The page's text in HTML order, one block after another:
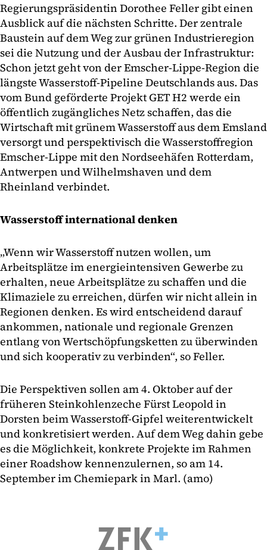
Regierungspräsidentin Dorothee Feller gibt einen
Ausblick auf die nächsten Schritte. Der zentrale
Baustein auf dem Weg zur grünen Industrieregion
sei die Nutzung und der Ausbau der Infrastruktur:
Schon jetzt geht von der Emscher-Lippe-Region die
längste Wasserstoff-Pipeline Deutschlands aus. Das
vom Bund geförderte Projekt GET H2 werde ein
öffentlich zugängliches Netz schaffen, das die
Wirtschaft mit grünem Wasserstoff aus dem Emsland
versorgt und perspektivisch die Wasserstoffregion
Emscher-Lippe mit den Nordseehäfen Rotterdam,
Antwerpen und Wilhelmshaven und dem
Rheinland verbindet.
Wasserstoff international denken
„Wenn wir Wasserstoff nutzen wollen, um
Arbeitsplätze im energieintensiven Gewerbe zu
erhalten, neue Arbeitsplätze zu schaffen und die
Klimaziele zu erreichen, dürfen wir nicht allein in
Regionen denken. Es wird entscheidend darauf
ankommen, nationale und regionale Grenzen
entlang von Wertschöpfungsketten zu überwinden
und sich kooperativ zu verbinden“, so Feller.
Die Perspektiven sollen am 4. Oktober auf der
früheren Steinkohlenzeche Fürst Leopold in
Dorsten beim Wasserstoff-Gipfel weiterentwickelt
und konkretisiert werden. Auf dem Weg dahin gebe
es die Möglichkeit, konkrete Projekte im Rahmen
einer Roadshow kennenzulernen, so am 14.
September im Chemiepark in Marl. (amo)